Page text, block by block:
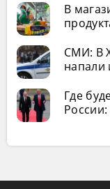
В
СМИ: В
напали
Где